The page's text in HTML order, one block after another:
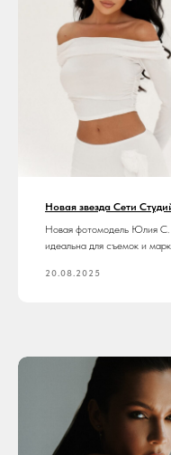
Новая звезда Сети
Новая фотомодель Юлия
идеальна для съемок и
20.08.2025